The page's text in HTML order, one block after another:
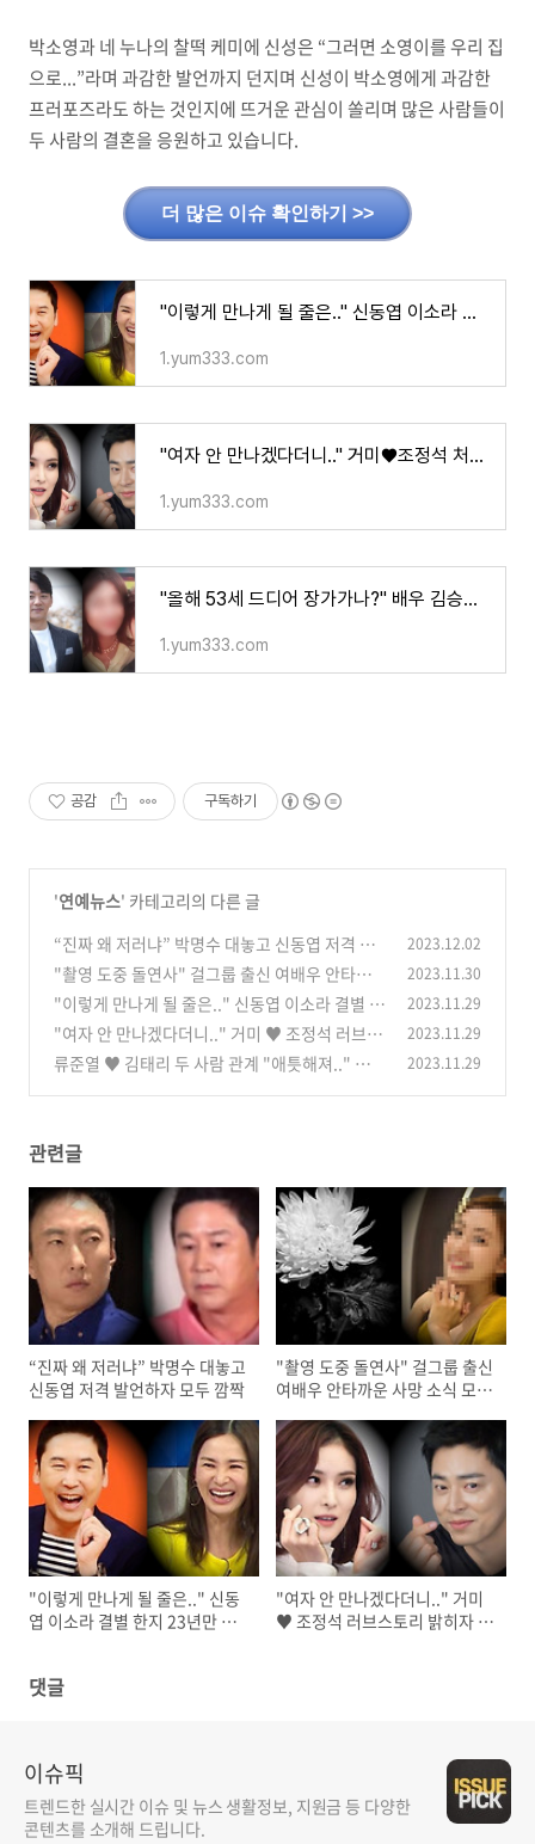
박소영과 네 누나의 찰떡 케미에 신성은 “그러면 소영이를 우리 집
으로...”라며 과감한 발언까지 던지며 신성이 박소영에게 과감한
프러포즈라도 하는 것인지에 뜨거운 관심이 쏠리며 많은 사람들이
두 사람의 결혼을 응원하고 있습니다.
더 많은 이슈 확인하기 >>
"이렇게 만나게 될 줄은.." 신동엽 이소라 결별 한지 23년만 재회 소식에 모두 놀라.. 과거 루머까
1.yum333.com
"여자 안 만나겠다더니.." 거미♥조정석 처음으로 밝힌다며 두 사람의 러브스토리가 공개되자 모
1.yum333.com
"올해 53세 드디어 장가가나?" 배우 김승수 14살 연하 여성과 설레는 만남 포착되자 모두가 한마음
1.yum333.com
공감 구독하기
'연예뉴스' 카테고리의 다른 글
“진짜 왜 저러냐” 박명수 대놓고 신동엽 저격 발
언하자 모두 깜짝 (0)
2023.12.02
"촬영 도중 돌연사" 걸그룹 출신 여배우 안타까
운 사망 소식 모두 오열
(0)
2023.11.30
"이렇게 만나게 될 줄은.." 신동엽 이소라 결별 한
지 23년만 깜짝 재회
(0)
2023.11.29
"여자 안 만나겠다더니.." 거미 ♥ 조정석 러브스
토리 밝히자 모두 깜짝
(0)
2023.11.29
류준열 ♥ 김태리 두 사람 관계 "애틋해져.." 입장
2023.11.29
관련글
“진짜 왜 저러냐” 박명수 대놓고
신동엽 저격 발언하자 모두 깜짝
"촬영 도중 돌연사" 걸그룹 출신
여배우 안타까운 사망 소식 모두
"이렇게 만나게 될 줄은.." 신동
엽 이소라 결별 한지 23년만 깜
"여자 안 만나겠다더니.." 거미
♥ 조정석 러브스토리 밝히자 모
댓글
이슈픽
트렌드한 실시간 이슈 및 뉴스 생활정보, 지원금 등 다양한
콘텐츠를 소개해 드립니다.